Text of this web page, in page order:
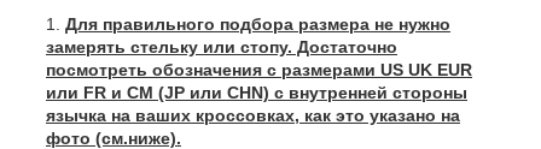
Для правильного подбора размера не нужно
замерять стельку или стопу. Достаточно
посмотреть обозначения с размерами US UK EUR
или FR и СМ (JP или CHN) с внутренней стороны
язычка на ваших кроссовках, как это указано на
фото (см.ниже).